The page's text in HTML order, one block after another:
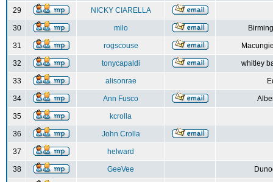
29 NICKY CIARELLA
30 milo
31 rogscouse
32 tonycapaldi whitley
33 alisonrae
34 Ann Fusco
35 kcrolla
36 John Crolla
37 helward
38 GeeVee